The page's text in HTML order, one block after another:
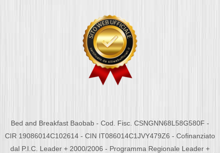
Bed and Breakfast Baobab - Cod. Fisc. CSNGNN68L58G580F -
CIR 19086014C102614 - CIN IT086014C1JVY479Z6 - Cofinanziato
dal P.I.C. Leader + 2000/2006 - Programma Regionale Leader +